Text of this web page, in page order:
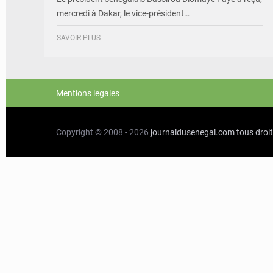
mercredi à Dakar, le vice-président…
SAVOIR PLUS
Mentions legales
Copyright © 2008 - 2026 journaldusenegal.comtous